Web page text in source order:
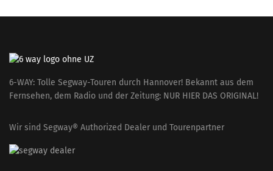
6-WAY: Tolle Segway-Touren durch Hannover! Bekannt aus dem
Fernsehen, dem Radio und der Zeitung: NUR HIER DAS ORIGINAL!
Wir sind Segway® Authorized Dealer und Tourenpartner